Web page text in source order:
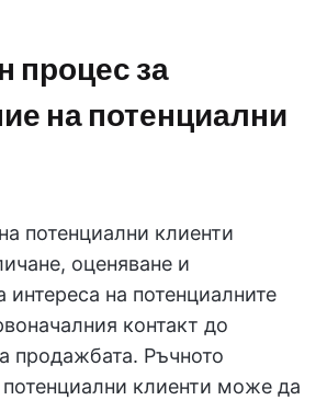
процес за
на потенциални
потенциални клиенти
оценяване и
на потенциалните
контакт до
продажбата. Ръчното
клиенти може да